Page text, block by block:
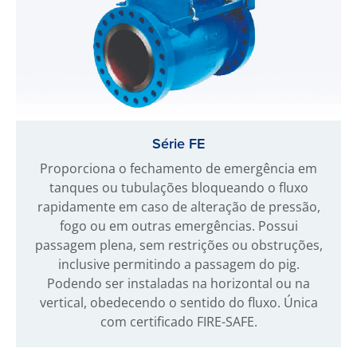
Série FE
Proporciona o fechamento de emergência em
tanques ou tubulações bloqueando o fluxo
rapidamente em caso de alteração de pressão,
fogo ou em outras emergências. Possui
passagem plena, sem restrições ou obstruções,
inclusive permitindo a passagem do pig.
Podendo ser instaladas na horizontal ou na
vertical, obedecendo o sentido do fluxo. Única
com certificado FIRE-SAFE.